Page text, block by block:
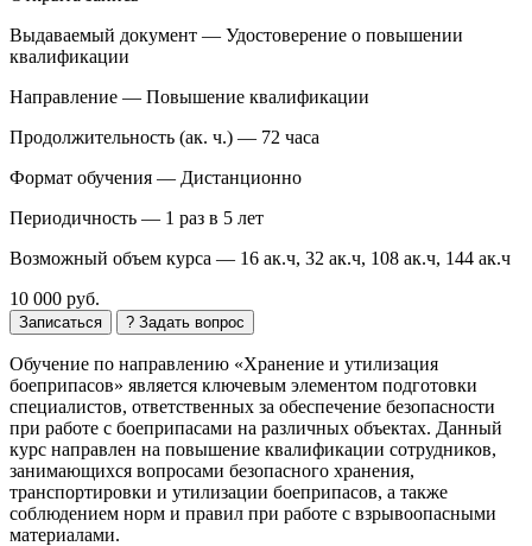
Выдаваемый документ — Удостоверение о повышении
квалификации
Направление — Повышение квалификации
Продолжительность (ак. ч.) — 72 часа
Формат обучения — Дистанционно
Периодичность — 1 раз в 5 лет
Возможный объем курса — 16 ак.ч, 32 ак.ч, 108 ак.ч, 144 ак.ч
10 000 руб.
Записаться ? Задать вопрос
Обучение по направлению «Хранение и утилизация
боеприпасов» является ключевым элементом подготовки
специалистов, ответственных за обеспечение безопасности
при работе с боеприпасами на различных объектах. Данный
курс направлен на повышение квалификации сотрудников,
занимающихся вопросами безопасного хранения,
транспортировки и утилизации боеприпасов, а также
соблюдением норм и правил при работе с взрывоопасными
материалами.